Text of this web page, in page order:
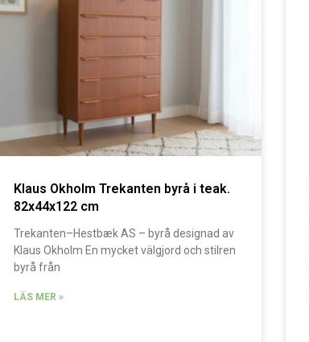
Klaus Okholm Trekanten byrå i teak.
82x44x122 cm
Trekanten–Hestbæk AS – byrå designad av
Klaus Okholm En mycket välgjord och stilren
byrå från
LÄS MER »